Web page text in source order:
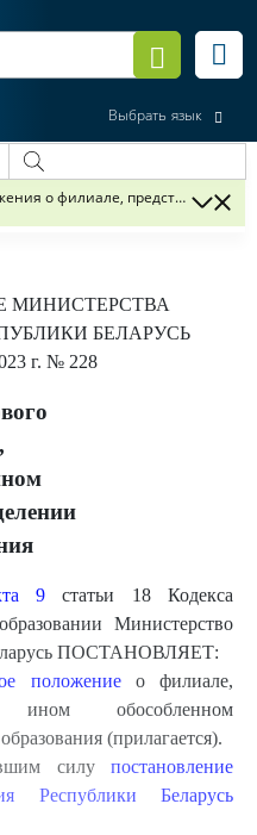
Выбрать язык
о филиале,
МИНИСТЕРСТВА
БЕЛАРУСЬ
г. № 228
9статьи 18 Кодекса
Министерство
ПОСТАНОВЛЯЕТ:
положениео филиале,
ином обособленном
(прилагается).
силу постановление
Республики Беларусь